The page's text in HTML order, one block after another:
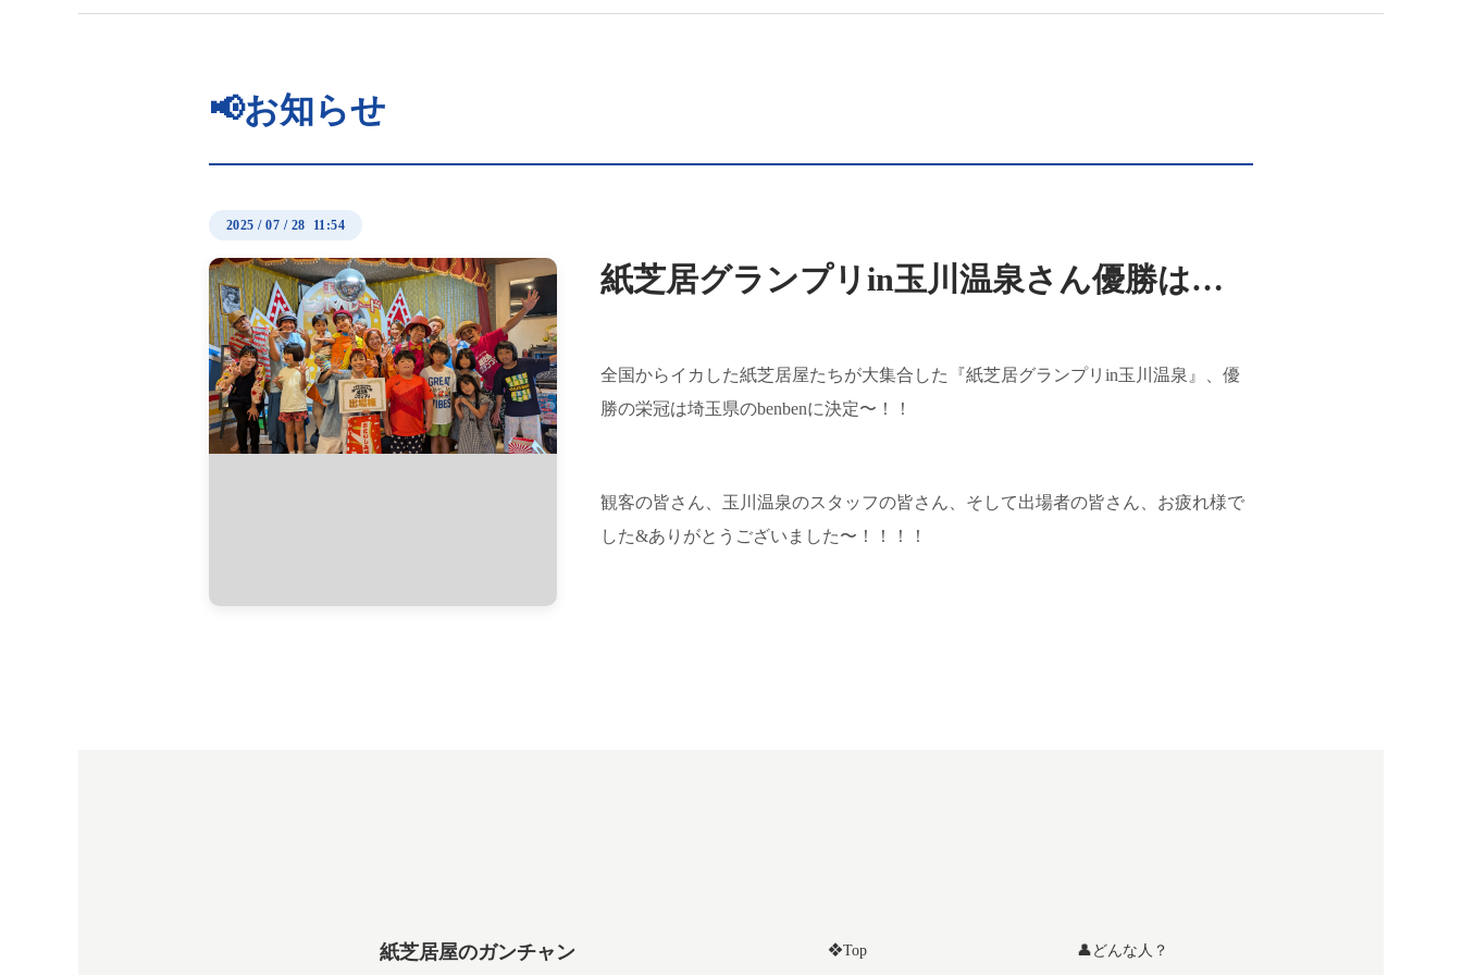
📢お知らせ
2025 /07 / 28 11:54
紙芝居グランプリin玉川温泉さん優勝は…
全国からイカした紙芝居屋たちが大集合した『紙芝居グランプリin玉川温泉』、優
勝の栄冠は埼玉県のbenbenに決定〜！！
観客の皆さん、玉川温泉のスタッフの皆さん、そして出場者の皆さん、お疲れ様で
した&ありがとうございました〜！！！！
紙芝居屋のガンチャン ❖Top 👤どんな人？